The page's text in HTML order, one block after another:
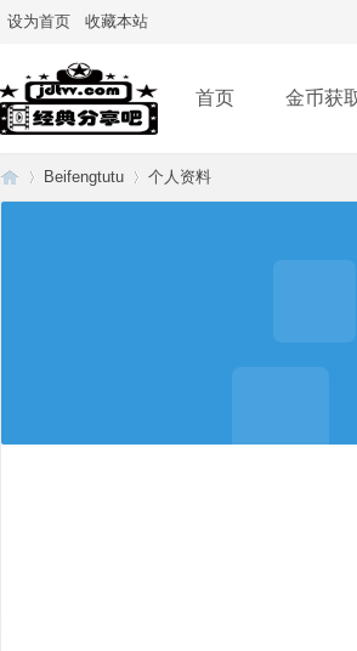
设为首页 收藏本站
首页 金币获
Beifengtutu 个人资料